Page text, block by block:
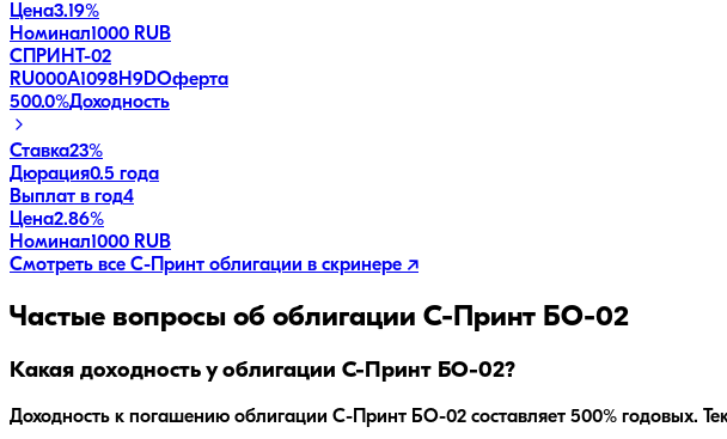
Цена3.19%
Номинал1000 RUB
СПРИНТ-02
RU000A1098H9DОферта
500.0%Доходность
Ставка23%
Дюрация0.5 года
Выплат в год4
Цена2.86%
Номинал1000 RUB
Смотреть все С-Принт облигации в скринере ↗
Частые вопросы об облигации С-Принт БО-02
Какая доходность у облигации С-Принт БО-02?
Доходность к погашению облигации С-Принт БО-02 составляет 500% годовых.